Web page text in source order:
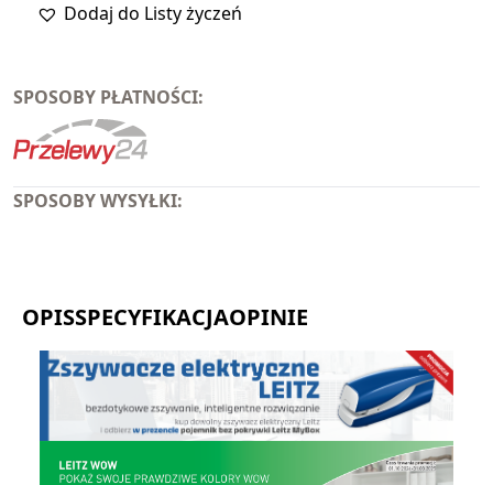
Dodaj do Listy życzeń
SPOSOBY PŁATNOŚCI:
SPOSOBY WYSYŁKI:
OPISSPECYFIKACJAOPINIE